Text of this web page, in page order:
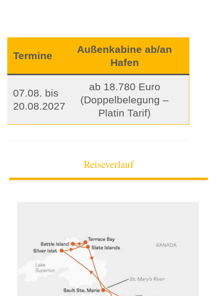
Termine
Außenkabine ab/an
Hafen
07.08. bis
20.08.2027
ab 18.780 Euro
(Doppelbelegung –
Platin Tarif)
Reiseverlauf